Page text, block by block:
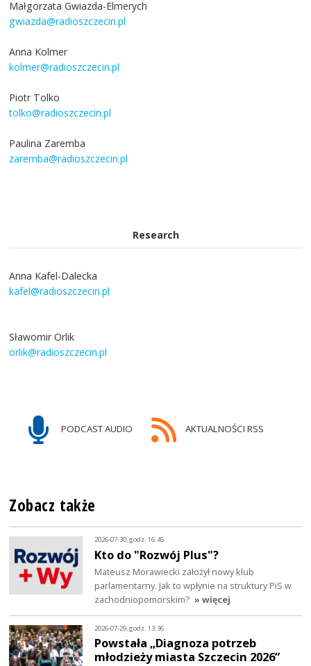
Małgorzata Gwiazda-Elmerych
gwiazda@radioszczecin.pl
Anna Kolmer
kolmer@radioszczecin.pl
Piotr Tolko
tolko@radioszczecin.pl
Paulina Zaremba
zaremba@radioszczecin.pl
Research
Anna Kafel-Dalecka
kafel@radioszczecin.pl
Sławomir Orlik
orlik@radioszczecin.pl
PODCAST AUDIO AKTUALNOŚCI RSS
Zobacz także
2026-07-30, godz. 16:45
Kto do "Rozwój Plus"?
Mateusz Morawiecki założył nowy klub
parlamentarny. Jak to wpłynie na struktury PiS w
zachodniopomorskim? » więcej
2026-07-29, godz. 13:36
Powstała „Diagnoza potrzeb
młodzieży miasta Szczecin 2026”